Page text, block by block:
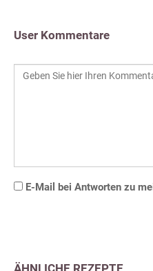
User Kommentare
E-Mail bei Antworten zu
ÄHNLICHE REZEPTE